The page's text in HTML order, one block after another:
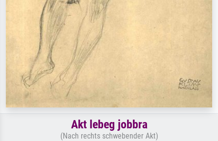
Akt lebeg jobbra
(Nach rechts schwebender Akt)